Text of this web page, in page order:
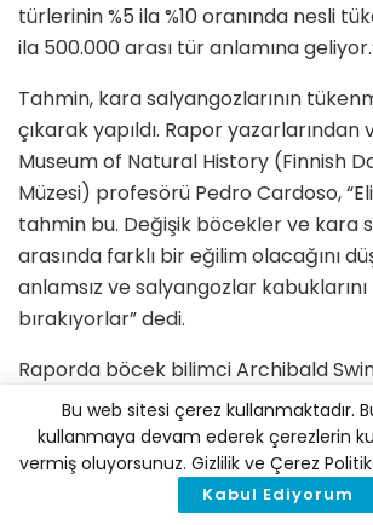
türlerinin %5 ila %10 oranında nesli
ila 500.000 arası tür anlamına
Tahmin, kara salyangozlarının
çıkarak yapıldı. Rapor yazarlarından
Museum of Natural History (Finnish
Müzesi) profesörü Pedro Cardoso,
tahmin bu. Değişik böcekler ve kara
arasında farklı bir eğilim olacağını
anlamsız ve salyangozlar
bırakıyorlar” dedi.
Raporda böcek bilimci Archibald
1870’lerde İngiliz kelebek ve böcek
hızla yok olduğunu açıklamasına da
Böcek popülasyonuna ait uzun
nadiren rastlanılıyor. Cardoso, “Her
Bu web sitesi çerez kullanmaktadır.
kullanmaya devam ederek çerezlerin
vermiş oluyorsunuz. Gizlilik ve Çerez
Kabul Ediyorum